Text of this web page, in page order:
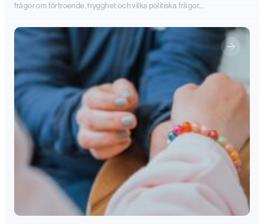
frågor om förtroende, trygghet och vilka politiska frågor…